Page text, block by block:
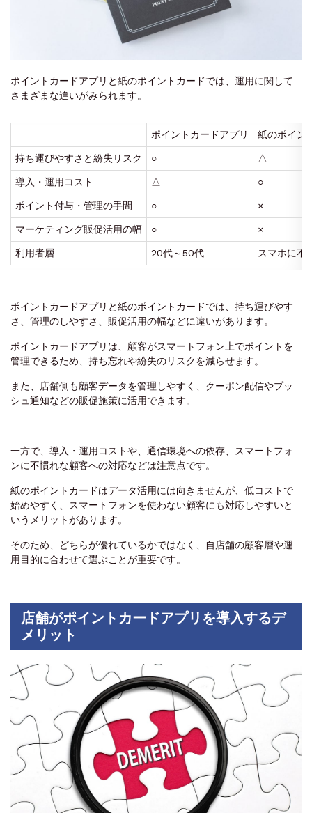
ポイントカードアプリと紙のポイントカードでは、運用に関して
さまざまな違いがみられます。
ポイントカードアプリ 紙のポイン
持ち運びやすさと紛失リスク ○ △
導入・運用コスト △ ○
ポイント付与・管理の手間 ○ ×
マーケティング販促活用の幅 ○ ×
利用者層 20代～50代 スマホに不
ポイントカードアプリと紙のポイントカードでは、持ち運びやす
さ、管理のしやすさ、販促活用の幅などに違いがあります。
ポイントカードアプリは、顧客がスマートフォン上でポイントを
管理できるため、持ち忘れや紛失のリスクを減らせます。
また、店舗側も顧客データを管理しやすく、クーポン配信やプッ
シュ通知などの販促施策に活用できます。
一方で、導入・運用コストや、通信環境への依存、スマートフォ
ンに不慣れな顧客への対応などは注意点です。
紙のポイントカードはデータ活用には向きませんが、低コストで
始めやすく、スマートフォンを使わない顧客にも対応しやすいと
いうメリットがあります。
そのため、どちらが優れているかではなく、自店舗の顧客層や運
用目的に合わせて選ぶことが重要です。
店舗がポイントカードアプリを導入するデ
メリット